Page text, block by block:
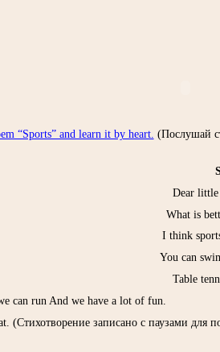
“Sports” and learn it by heart. (Послушай
Dear little
What is
I think
You can
Table
can run And we have a lot of fun.
(Стихотворение записано с паузами для